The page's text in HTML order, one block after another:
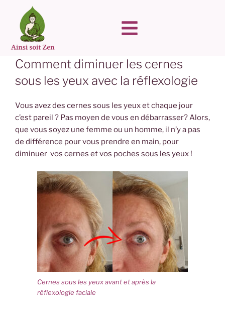
Comment diminuer les cernes
sous les yeux avec la réflexologie
Vous avez des cernes sous les yeux et chaque jour
c’est pareil ? Pas moyen de vous en débarrasser? Alors,
que vous soyez une femme ou un homme, il n’y a pas
de différence pour vous prendre en main, pour
diminuer vos cernes et vos poches sous les yeux !
Cernes sous les yeux avant et après la
réflexologie faciale